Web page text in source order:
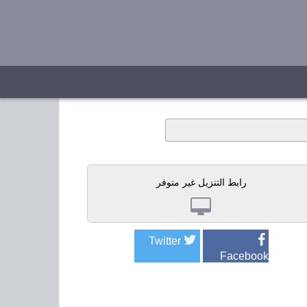
رابط التنزيل غير متوفر
Facebook
Twitter